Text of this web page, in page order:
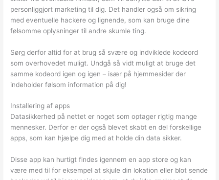
personliggjort marketing til dig. Det handler også om sikring
med eventuelle hackere og lignende, som kan bruge dine
følsomme oplysninger til andre skumle ting.
Sørg derfor altid for at brug så svære og indviklede kodeord
som overhovedet muligt. Undgå så vidt muligt at bruge det
samme kodeord igen og igen – især på hjemmesider der
indeholder følsom information på dig!
Installering af apps
Datasikkerhed på nettet er noget som optager rigtig mange
mennesker. Derfor er der også blevet skabt en del forskellige
apps, som kan hjælpe dig med at holde din data sikker.
Disse app kan hurtigt findes igennem en app store og kan
være med til for eksempel at skjule din lokation eller blot sende